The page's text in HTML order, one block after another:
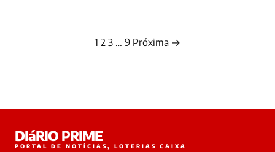
1 2 3 … 9 Próxima →
DIáRIO PRIME
PORTAL DE NOTÍCIAS, LOTERIAS CAIXA